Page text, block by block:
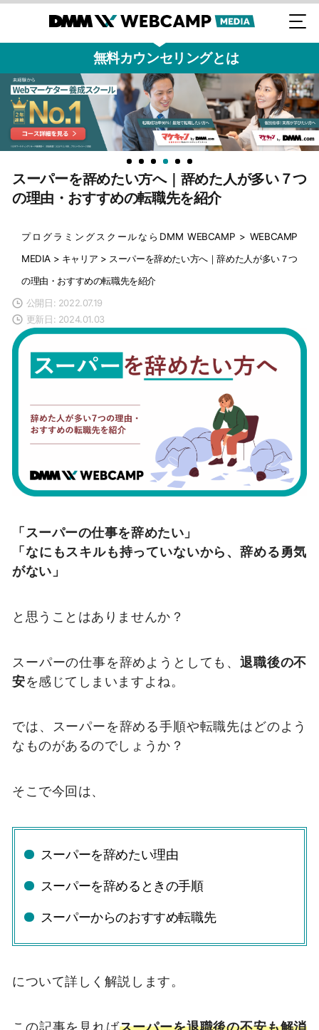
無料カウンセリングとは
スーパーを辞めたい方へ｜辞めた人が多い７つ
の理由・おすすめの転職先を紹介
プログラミングスクールならDMM WEBCAMP > WEBCAMP
MEDIA > キャリア > スーパーを辞めたい方へ｜辞めた人が多い７つ
の理由・おすすめの転職先を紹介
公開日: 2022.07.19
更新日: 2024.01.03
「スーパーの仕事を辞めたい」
「なにもスキルも持っていないから、辞める勇気
がない」
と思うことはありませんか？
スーパーの仕事を辞めようとしても、退職後の不
安を感じてしまいますよね。
では、スーパーを辞める手順や転職先はどのよう
なものがあるのでしょうか？
そこで今回は、
スーパーを辞めたい理由
スーパーを辞めるときの手順
スーパーからのおすすめ転職先
について詳しく解説します。
この記事を見ればスーパーを退職後の不安も解消